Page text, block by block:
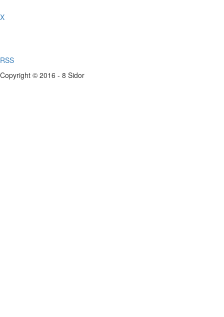
X
RSS
Copyright © 2016 - 8 Sidor